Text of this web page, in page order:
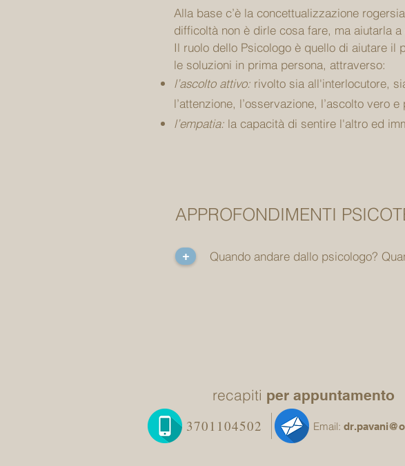
Alla base c’è la concettualizzazione
difficoltà non è dirle cosa fare, ma aiutarla
Il ruolo dello Psicologo è quello di aiutare il
le soluzioni in prima persona, attraverso:
l’ascolto attivo: rivolto sia all'interlocutore,
l’attenzione, l’osservazione, l’ascolto vero
l’empatia: la capacità di sentire l'altro ed
APPROFONDIMENTI
+ Quando andare dallo psicologo?
recapiti per appuntamento
3701104502
Email: